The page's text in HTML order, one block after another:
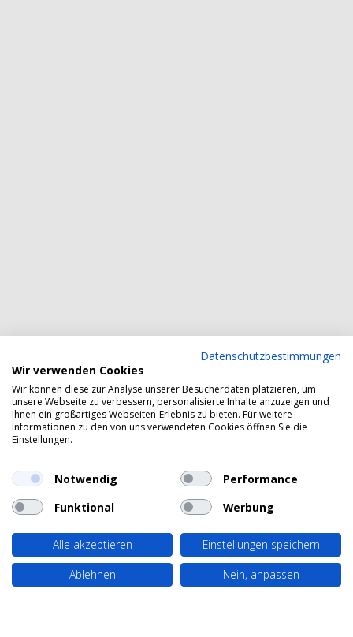
Datenschutzbestimmungen
Wir verwenden Cookies
Wir können diese zur Analyse unserer Besucherdaten platzieren, um
unsere Webseite zu verbessern, personalisierte Inhalte anzuzeigen und
Ihnen ein großartiges Webseiten-Erlebnis zu bieten. Für weitere
Informationen zu den von uns verwendeten Cookies öffnen Sie die
Einstellungen.
Notwendig
Performance
Funktional
Werbung
Alle akzeptieren
Einstellungen speichern
Ablehnen
Nein, anpassen